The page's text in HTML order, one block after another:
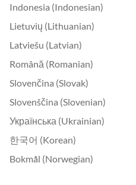
Indonesia (Indonesian)
Lietuvių (Lithuanian)
Latviešu (Latvian)
Română (Romanian)
Slovenčina (Slovak)
Slovenščina (Slovenian)
Українська (Ukrainian)
한국어 (Korean)
Bokmål (Norwegian)